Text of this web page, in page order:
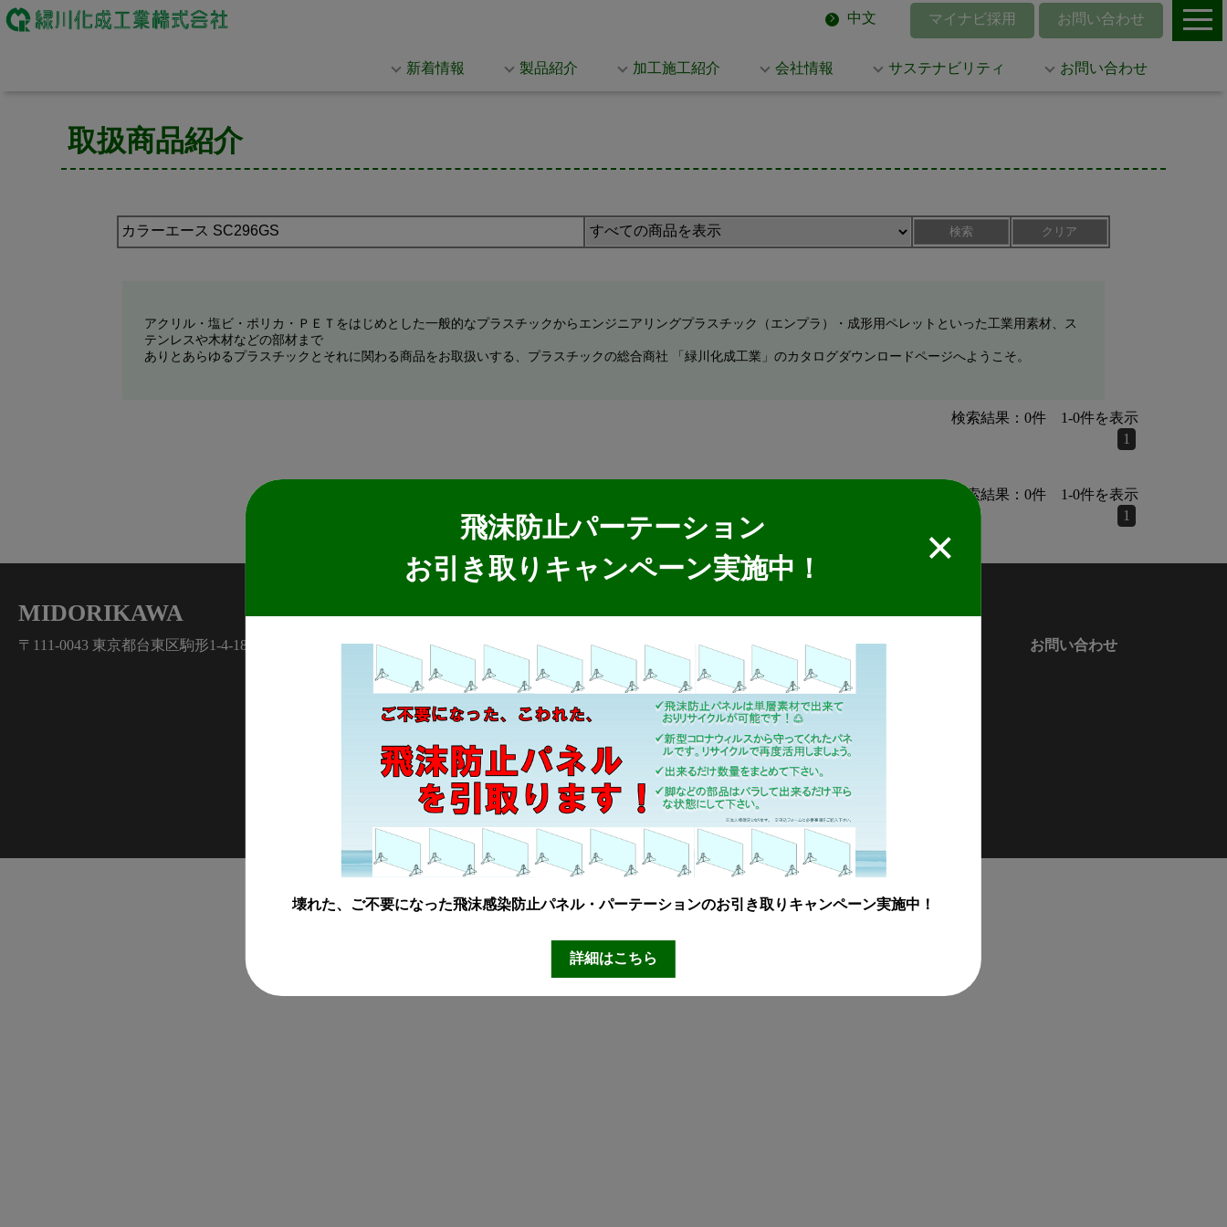
中文 マイナビ採用 お問い合わせ
新着情報 製品紹介 加工施工紹介 会社情報 サステナビリティ お問い合わせ
飛沫防止パーテーション
お引き取りキャンペーン実施中！
壊れた、ご不要になった飛沫感染防止パネル・パーテーションのお引き取りキャンペーン実施中！
詳細はこちら
取扱商品紹介
検索 クリア
アクリル・塩ビ・ポリカ・ＰＥＴをはじめとした一般的なプラスチックからエンジニアリングプラスチック（エンプラ）・成形用ペレットといった工業用素材、ス
テンレスや木材などの部材まで
ありとあらゆるプラスチックとそれに関わる商品をお取扱いする、プラスチックの総合商社 「緑川化成工業」のカタログダウンロードページへようこそ。
検索結果： 0件 1-0件を表示
1
検索結果： 0件 1-0件を表示
1
MIDORIKAWA
〒111-0043 東京都台東区駒形1-4-18 製品情報
MKブランド製品
新商品紹介
取扱製品情報
リサイクル材料
SDSダウンロード
会社情報
会社案内
新着情報
緑川化成グループ概要
サステナビリティ
マイナビ採用ページ
お問い合わせ